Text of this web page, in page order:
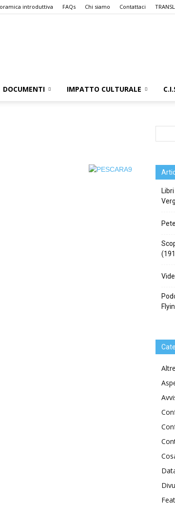
introduttiva FAQs Chi siamo Contattaci
DOCUMENTI IMPATTO CULTURALE